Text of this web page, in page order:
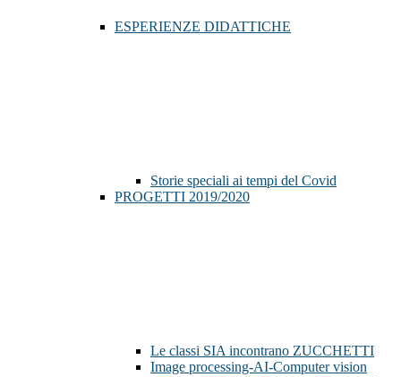
ESPERIENZE DIDATTICHE
Storie speciali ai tempi del Covid
PROGETTI 2019/2020
Le classi SIA incontrano ZUCCHETTI
Image processing-AI-Computer vision